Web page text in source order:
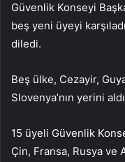
Güvenlik Konseyi
beş yeni üyeyi
diledi.
Beş ülke, Cezayir,
Slovenya’nın yerini
15 üyeli Güvenlik
Çin, Fransa, Rusya ve